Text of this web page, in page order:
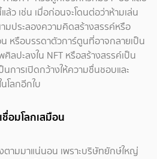
ล้ว เช่น เมื่อก่อนจะโดนต่อว่าห้ามเล่น
มประลองความคิดสร้างสรรค์หรือ
หรือบรรดาตัวการ์ตูนที่อาจกลายเป็น
ลปะลงใน NFT หรือสร้างสรรค์เป็น
การเปิดกว้างให้ความชื่นชอบและ
โลกอีกใบ
อมโลกเสมือน
ตามมาแน่นอน เพราะบริษัทยักษ์ใหญ่